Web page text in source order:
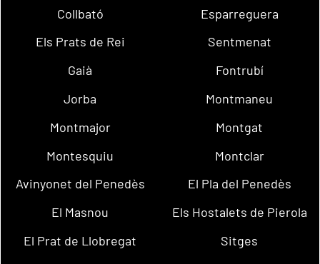
Collbató
Esparreguera
Els Prats de Rei
Sentmenat
Gaià
Fontrubí
Jorba
Montmaneu
Montmajor
Montgat
Montesquiu
Montclar
Avinyonet del Penedès
El Pla del Penedès
El Masnou
Els Hostalets de Pierola
El Prat de Llobregat
Sitges